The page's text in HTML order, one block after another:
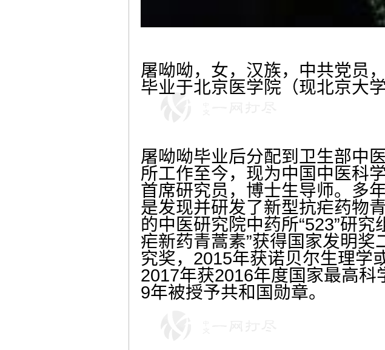
屠呦呦，女，汉族，中共党员
毕业于北京医学院（现北京大
屠呦呦毕业后分配到卫生部中
所工作至今，现为中国中医科
首席研究员，博士生导师。多
是发现并研发了新型抗疟药物
的中医研究院中药所“523”研
疟新药青蒿素”获得国家发明
究奖，2015年获诺贝尔生理学
2017年获2016年度国家最高
9年被授予共和国勋章。